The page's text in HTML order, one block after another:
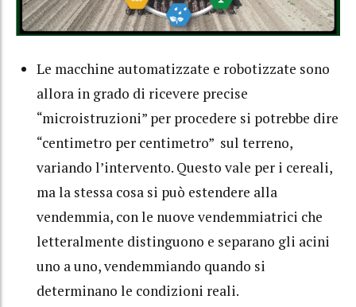
Le macchine automatizzate e robotizzate sono
allora in grado di ricevere precise
“microistruzioni” per procedere si potrebbe dire
“centimetro per centimetro” sul terreno,
variando l’intervento. Questo vale per i cereali,
ma la stessa cosa si può estendere alla
vendemmia, con le nuove vendemmiatrici che
letteralmente distinguono e separano gli acini
uno a uno, vendemmiando quando si
determinano le condizioni reali.